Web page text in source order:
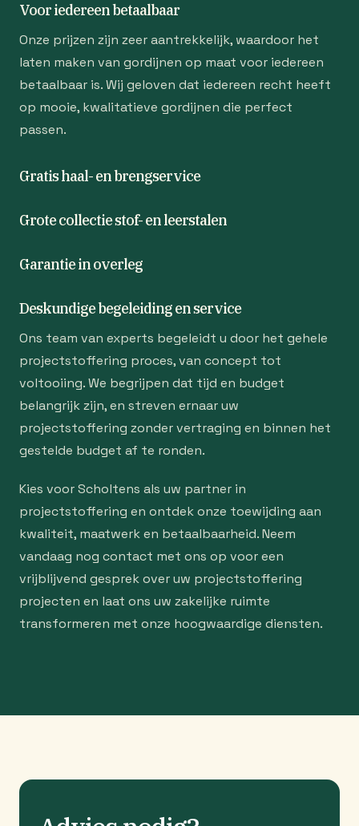
Voor iedereen betaalbaar
Onze prijzen zijn zeer aantrekkelijk, waardoor het
laten maken van gordijnen op maat voor iedereen
betaalbaar is. Wij geloven dat iedereen recht heeft
op mooie, kwalitatieve gordijnen die perfect
passen.
Gratis haal- en brengservice
Grote collectie stof- en leerstalen
Garantie in overleg
Deskundige begeleiding en service
Ons team van experts begeleidt u door het gehele
projectstoffering proces, van concept tot
voltooiing. We begrijpen dat tijd en budget
belangrijk zijn, en streven ernaar uw
projectstoffering zonder vertraging en binnen het
gestelde budget af te ronden.
Kies voor Scholtens als uw partner in
projectstoffering en ontdek onze toewijding aan
kwaliteit, maatwerk en betaalbaarheid. Neem
vandaag nog contact met ons op voor een
vrijblijvend gesprek over uw projectstoffering
projecten en laat ons uw zakelijke ruimte
transformeren met onze hoogwaardige diensten.